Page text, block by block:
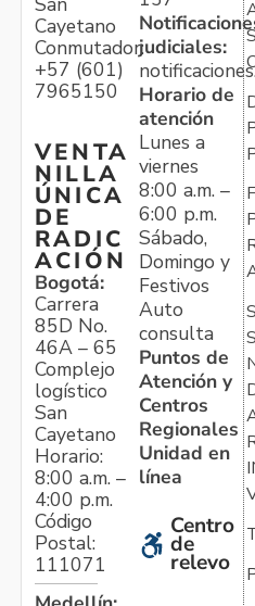
Cayetano
Conmutador:
+57 (601)
7965150
VENTA
NILLA
ÚNICA
DE
RADIC
ACIÓN
Bogotá:
Carrera
85D No.
46A – 65
Complejo
logístico
San
Cayetano
Horario:
8:00 a.m. –
4:00 p.m.
Código
Postal:
111071
judiciales:
Horario de
atención
Lunes a
viernes
8:00 a.m. –
6:00 p.m.
Sábado,
Domingo y
Festivos
Auto
consulta
Puntos de
Atención y
Centros
Regionales
Unidad en
línea
Centro
de
relevo